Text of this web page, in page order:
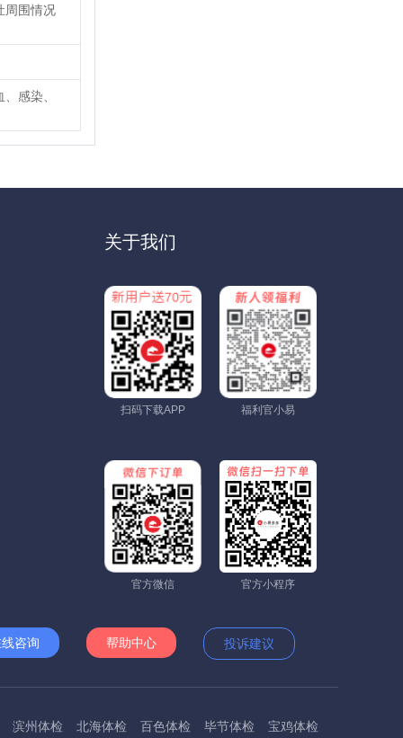
周围情况
感染、
关于我们
扫码下载APP 福利官小易
官方微信 官方小程序
咨询 帮助中心 投诉建议
滨州体检 北海体检 百色体检 毕节体检 宝鸡体检